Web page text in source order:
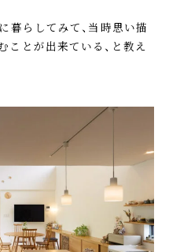
暮らしてみて、当時思い描
とが出来ている、と教え